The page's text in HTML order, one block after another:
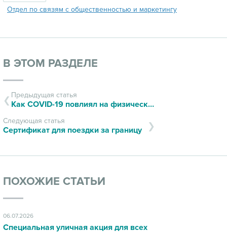
Отдел по связям с общественностью и маркетингу
В ЭТОМ РАЗДЕЛЕ
Предыдущая статья
Как COVID-19 повлиял на физическую активность детей
Следующая статья
Сертификат для поездки за границу
ПОХОЖИЕ СТАТЬИ
06.07.2026
Специальная уличная акция для всех